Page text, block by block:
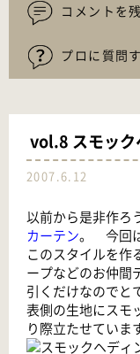
コメントを
プロに質問
vol.8 スモック
2007.6.12
以前から是非作ろ
カーテン。 今回
このスタイルを作
ープなどのお仲間
引くだけなのでと
表側の生地にスモ
り際立たせていま